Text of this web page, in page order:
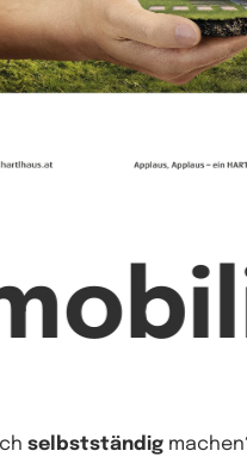
selbstständig